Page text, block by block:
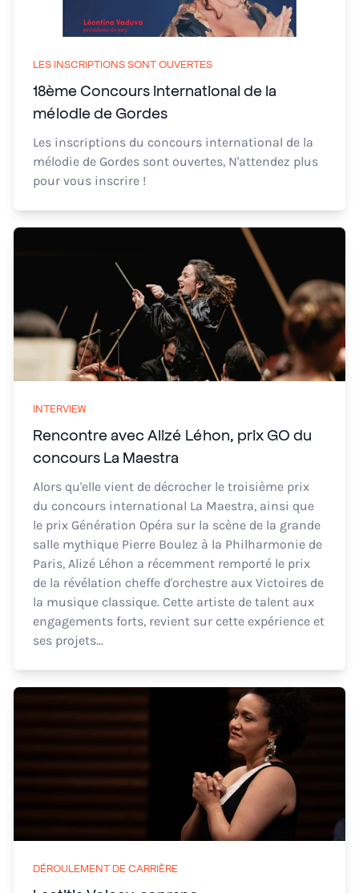
LES INSCRIPTIONS SONT OUVERTES
18ème Concours international de la
mélodie de Gordes
Les inscriptions du concours international de la
mélodie de Gordes sont ouvertes, N'attendez plus
pour vous inscrire !
INTERVIEW
Rencontre avec Alizé Léhon, prix GO du
concours La Maestra
Alors qu'elle vient de décrocher le troisième prix
du concours international La Maestra, ainsi que
le prix Génération Opéra sur la scène de la grande
salle mythique Pierre Boulez à la Philharmonie de
Paris, Alizé Léhon a récemment remporté le prix
de la révélation cheffe d'orchestre aux Victoires de
la musique classique. Cette artiste de talent aux
engagements forts, revient sur cette expérience et
ses projets...
DÉROULEMENT DE CARRIÈRE